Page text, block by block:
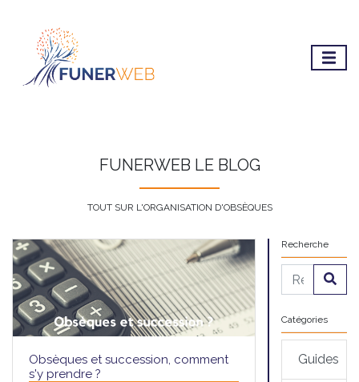
FUNERWEB LE BLOG
TOUT SUR L'ORGANISATION D'OBSÈQUES
Obsèques et succession, comment
s'y prendre ?
Recherche
Catégories
Guides